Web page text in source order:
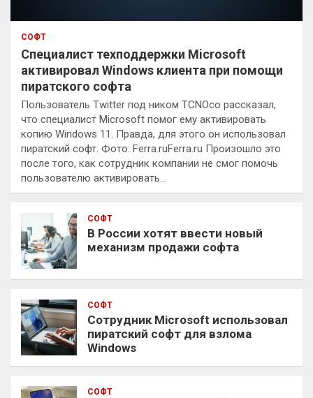
СОФТ
Специалист техподдержки Microsoft
активировал Windows клиента при помощи
пиратского софта
Пользователь Twitter под ником TCNOco рассказал,
что специалист Microsoft помог ему активировать
копию Windows 11. Правда, для этого он использовал
пиратский софт. Фото: Ferra.ruFerra.ru Произошло это
после того, как сотрудник компании не смог помочь
пользователю активировать…
СОФТ
В России хотят ввести новый
механизм продажи софта
СОФТ
Сотрудник Microsoft использовал
пиратский софт для взлома
Windows
СОФТ